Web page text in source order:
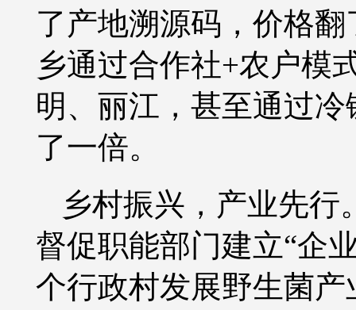
了产地溯源码，价格
乡通过合作社+农户模
明、丽江，甚至通过
了一倍。
乡村振兴，产业先
督促职能部门建立“企
个行政村发展野生菌